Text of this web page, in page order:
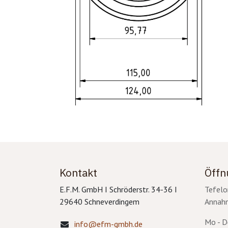
Kontakt
E.F.M. GmbH I Schröderstr. 34-36 I
29640 Schneverdingem
info@efm-gmbh.de
Mo -